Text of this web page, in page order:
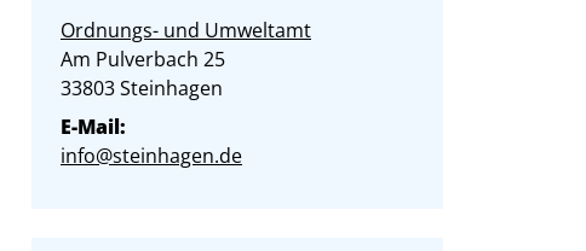
Ordnungs- und Umweltamt
Straße:
Am Pulverbach Hausnummer:
25
PLZ:
33803Ort:
Steinhagen
E-Mail:
info@steinhagen.de